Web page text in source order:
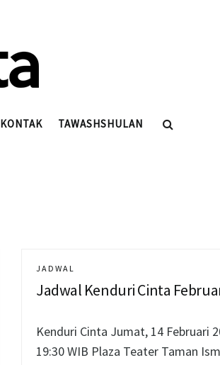
KONTAK TAWASHSHULAN
JADWAL
Jadwal Kenduri Cinta
Kenduri Cinta Jumat, 14 Februari
19:30 WIB Plaza Teater Taman